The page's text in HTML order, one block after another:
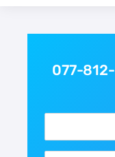
לייעוץ טלפוני חינם חייגו 077-812-